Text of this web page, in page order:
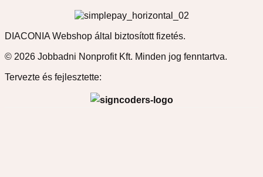
DIACONIA Webshop által biztosított fizetés.
© 2026 Jobbadni Nonprofit Kft. Minden jog fenntartva.
Tervezte és fejlesztette: